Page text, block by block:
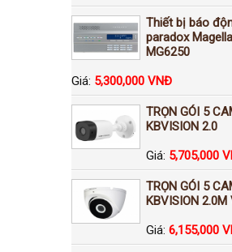
Thiết bị báo
paradox
MG6250
Giá: 5,300,000 VNĐ
TRỌN GÓI 5
KBVISION 2.0
Giá: 5,705,000
TRỌN GÓI 5
KBVISION 2.0M
Giá: 6,155,000